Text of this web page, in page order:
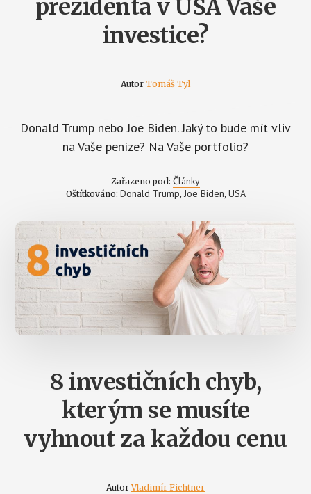
prezidenta v USA Vaše
investice?
Autor Tomáš Tyl
Donald Trump nebo Joe Biden. Jaký to bude mít vliv
na Vaše peníze? Na Vaše portfolio?
Zařazeno pod: Články
Oštítkováno: Donald Trump, Joe Biden, USA
8 investičních chyb,
kterým se musíte
vyhnout za každou cenu
AutorVladimír Fichtner